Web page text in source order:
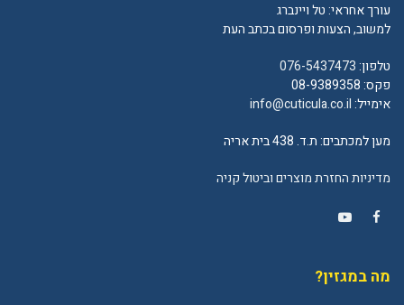
עורך אחראי: טל ויינברג
למשוב, הצעות ופרסום בכתב העת
טלפון:076-5437473
פקס: 08-9389358
אימייל:info@cuticula.co.il
מען למכתבים: ת.ד. 438 בית אריה
מדיניות החזרת מוצרים וביטול קניה
מה במגזין?